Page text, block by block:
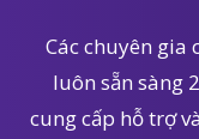
Các chuyên gia
luôn sẵn sàng
cung cấp hỗ trợ